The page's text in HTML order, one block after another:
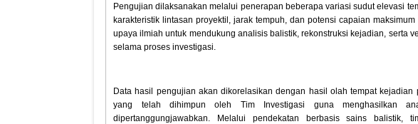
Pengujian dilaksanakan melalui penerapan beberapa variasi sudut elevasi
karakteristik lintasan proyektil, jarak tempuh, dan potensi capaian
upaya ilmiah untuk mendukung analisis balistik, rekonstruksi kejadian, serta
selama proses investigasi.
Data hasil pengujian akan dikorelasikan dengan hasil olah tempat kejadian
yang telah dihimpun oleh Tim Investigasi guna menghasilkan
dipertanggungjawabkan. Melalui pendekatan berbasis sains balistik,